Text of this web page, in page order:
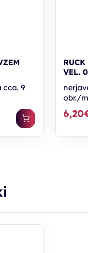
cca. 9
VEL.
obr./